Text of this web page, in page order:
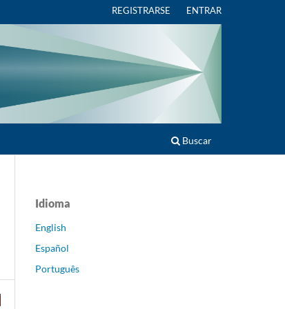
Buscar
REGISTRARSE ENTRAR
Idioma
English
Español
Português